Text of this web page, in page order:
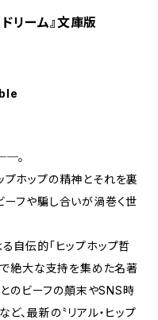
リーム』文庫版
。
ホップの精神とそれを裏
フや騙し合いが渦巻く世
自伝的「ヒップホップ哲
で絶大な支持を集めた名著
のビーフの顛末やSNS時
、最新の〝リアル・ヒップ